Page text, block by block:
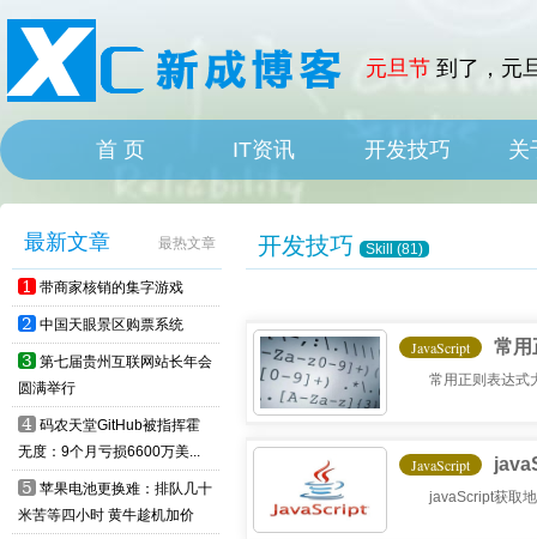
元旦节 到了，元
首 页 HOME
IT资讯 IT News
开发技巧 关
最新文章 最热文章
1 带商家核销的集字游戏
2 中国天眼景区购票系统
3 第七届贵州互联网站长年会
圆满举行
4 码农天堂GitHub被指挥霍
无度：9个月亏损6600万美...
5 苹果电池更换难：排队几十
米苦等四小时 黄牛趁机加价
开发技巧 Skill (81)
JavaScript 常用
常用正则表达式
JavaScript
javaScript获取